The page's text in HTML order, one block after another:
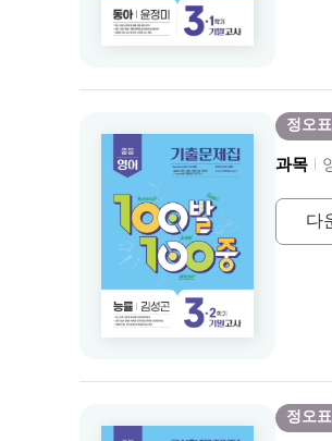
이벤트
arrow_circle_right전체출간일정
정오표
과목
다
정오표